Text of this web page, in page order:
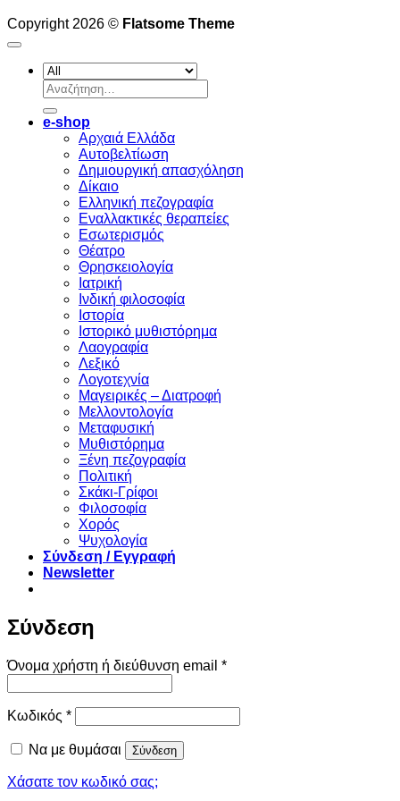
Copyright 2026 © Flatsome Theme
Αναζήτηση
για:
e-shop
Αρχαιά Ελλάδα
Aυτοβελτίωση
Δημιουργική απασχόληση
Δίκαιο
Ελληνική πεζογραφία
Eναλλακτικές θεραπείες
Eσωτερισμός
Θέατρο
Θρησκειολογία
Ιατρική
Ινδική φιλοσοφία
Ιστορία
Ιστορικό μυθιστόρημα
Λαογραφία
Λεξικό
Λογοτεχνία
Μαγειρικές – Διατροφή
Μελλοντολογία
Μεταφυσική
Μυθιστόρημα
Ξένη πεζογραφία
Πολιτική
Σκάκι-Γρίφοι
Φιλοσοφία
Χορός
Ψυχολογία
Σύνδεση / Εγγραφή
Newsletter
Σύνδεση
Όνομα χρήστη ή διεύθυνση email *Απαιτείται
Κωδικός *Απαιτείται
Να με θυμάσαι Σύνδεση
Χάσατε τον κωδικό σας;